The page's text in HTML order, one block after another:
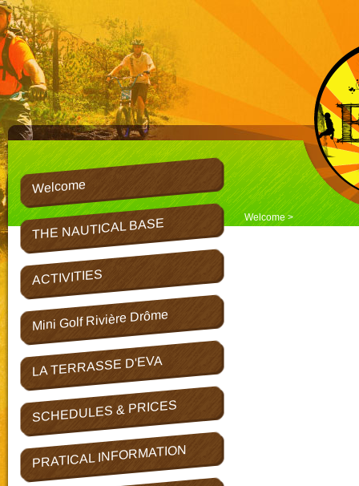
Welcome>
Welcome
THE NAUTICAL BASE
ACTIVITIES
Mini Golf Rivière Drôme
LA TERRASSE D'EVA
SCHEDULES & PRICES
PRATICAL INFORMATION